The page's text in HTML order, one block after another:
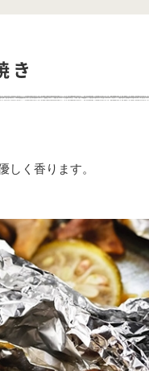
き
しく香ります。